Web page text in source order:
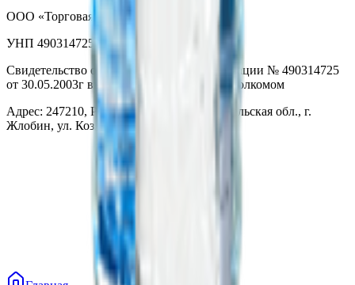
ООО «Торговая сеть «Продмир»
УНП 490314725
Свидетельство о государственной регистрации № 490314725
от 30.05.2003г выдано Гомельским облисполкомом
Адрес: 247210, Республика Беларусь, Гомельская обл., г.
Жлобин, ул. Козлова 2-А